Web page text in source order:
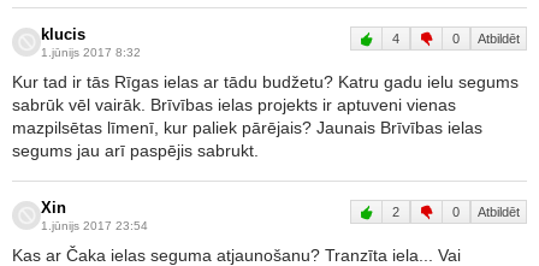
klucis
1.jūnijs 2017 8:32
4 0 Atbildēt
Kur tad ir tās Rīgas ielas ar tādu budžetu? Katru gadu ielu segums
sabrūk vēl vairāk. Brīvības ielas projekts ir aptuveni vienas
mazpilsētas līmenī, kur paliek pārējais? Jaunais Brīvības ielas
segums jau arī paspējis sabrukt.
Xin
1.jūnijs 2017 23:54
2 0 Atbildēt
Kas ar Čaka ielas seguma atjaunošanu? Tranzīta iela... Vai